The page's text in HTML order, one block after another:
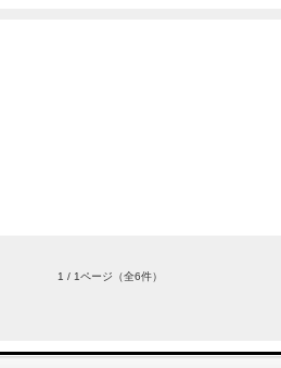
1 / 1ページ （全6件）